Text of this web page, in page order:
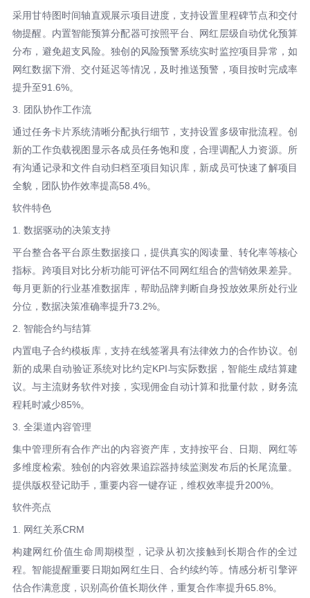
采用甘特图时间轴直观展示项目进度，支持设置里程碑节点和交付
物提醒。内置智能预算分配器可按照平台、网红层级自动优化预算
分布，避免超支风险。独创的风险预警系统实时监控项目异常，如
网红数据下滑、交付延迟等情况，及时推送预警，项目按时完成率
提升至91.6%。
3. 团队协作工作流
通过任务卡片系统清晰分配执行细节，支持设置多级审批流程。创
新的工作负载视图显示各成员任务饱和度，合理调配人力资源。所
有沟通记录和文件自动归档至项目知识库，新成员可快速了解项目
全貌，团队协作效率提高58.4%。
软件特色
1. 数据驱动的决策支持
平台整合各平台原生数据接口，提供真实的阅读量、转化率等核心
指标。跨项目对比分析功能可评估不同网红组合的营销效果差异。
每月更新的行业基准数据库，帮助品牌判断自身投放效果所处行业
分位，数据决策准确率提升73.2%。
2. 智能合约与结算
内置电子合约模板库，支持在线签署具有法律效力的合作协议。创
新的成果自动验证系统对比约定KPI与实际数据，智能生成结算建
议。与主流财务软件对接，实现佣金自动计算和批量付款，财务流
程耗时减少85%。
3. 全渠道内容管理
集中管理所有合作产出的内容资产库，支持按平台、日期、网红等
多维度检索。独创的内容效果追踪器持续监测发布后的长尾流量。
提供版权登记助手，重要内容一键存证，维权效率提升200%。
软件亮点
1. 网红关系CRM
构建网红价值生命周期模型，记录从初次接触到长期合作的全过
程。智能提醒重要日期如网红生日、合约续约等。情感分析引擎评
估合作满意度，识别高价值长期伙伴，重复合作率提升65.8%。